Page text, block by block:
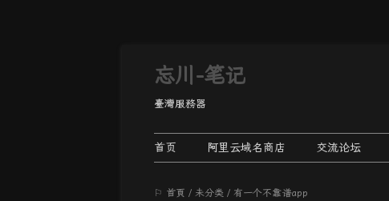
忘川-笔记
臺灣服務器
首页 阿里云域名商店 交流论坛
⚐ 首頁 / 未分类 / 有一个不靠谱app